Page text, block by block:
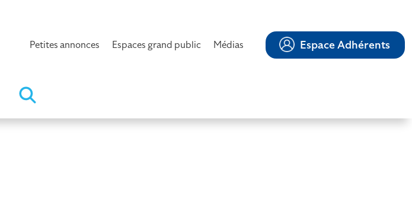
Petites annonces Espaces grand public Médias Espace Adhérents